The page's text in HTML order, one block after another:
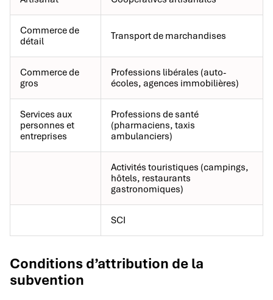
Commerce de
détail
Transport de marchandises
Commerce de
gros
Professions libérales (auto-
écoles, agences immobilières)
Services aux
personnes et
entreprises
Professions de santé
(pharmaciens, taxis
ambulanciers)
Activités touristiques (campings,
hôtels, restaurants
gastronomiques)
SCI
Conditions d’attribution de la
subvention